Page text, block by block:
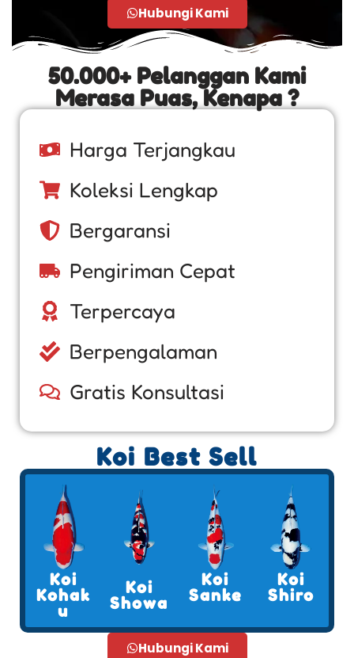
Hubungi Kami
50.000+ Pelanggan Kami
Merasa Puas, Kenapa ?
Harga Terjangkau
Koleksi Lengkap
Bergaransi
Pengiriman Cepat
Terpercaya
Berpengalaman
Gratis Konsultasi
Koi Best Sell
Koi
Kohak
u
Koi
Showa
Koi
Sanke
Koi
Shiro
Hubungi Kami